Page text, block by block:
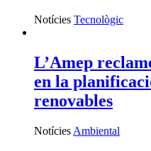
Notícies Tecnològic
L’Amep
en la
renovables
Notícies Ambiental